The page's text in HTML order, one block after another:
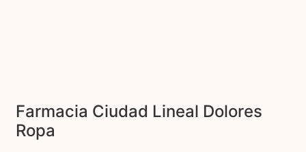
Farmacia Ciudad Lineal Dolores
Ropa